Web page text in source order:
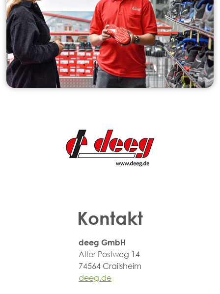
Kontakt
deeg GmbH
Alter Postweg 14
74564 Crailsheim
deeg.de